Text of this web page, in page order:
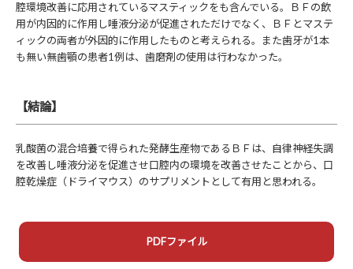
腔環境改善に応用されているマスティックをも含んでいる。ＢＦの飲
用が内因的に作用し唾液分泌が促進されただけでなく、ＢＦとマステ
ィックの両者が外因的に作用したものと考えられる。また歯牙が1本
も無い無歯顎の患者1例は、歯磨剤の使用は行わなかった。
【結論】
乳酸菌の混合培養で得られた発酵生産物であるＢＦは、自律神経失調
を改善し唾液分泌を促進させ口腔内の環境を改善させたことから、口
腔乾燥症（ドライマウス）のサプリメントとして有用と思われる。
PDFファイル